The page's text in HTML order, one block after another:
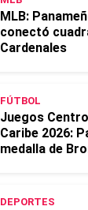
MLB:
conectó
Cardenales
FÚTBOL
Juegos
Caribe 2026:
medalla de
DEPORTES